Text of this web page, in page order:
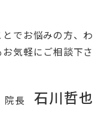
でお悩みの方、わ
気軽にご相談下さ
院長 石川哲也